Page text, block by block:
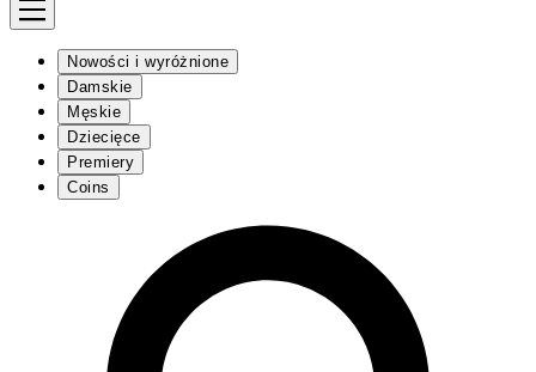
Nowości i wyróżnione
Damskie
Męskie
Dziecięce
Premiery
Coins